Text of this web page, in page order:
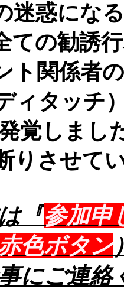
迷惑にな
ての勧誘
ト関係者
ィタッチ
覚しまし
りさせて
『参加申
色ボタン
にご連